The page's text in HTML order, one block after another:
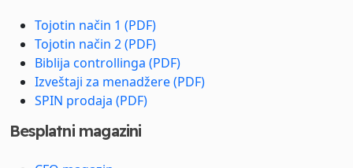
Tojotin način 1 (PDF)
Tojotin način 2 (PDF)
Biblija controllinga (PDF)
Izveštaji za menadžere (PDF)
SPIN prodaja (PDF)
Besplatni magazini